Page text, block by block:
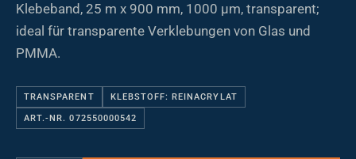
Klebeband, 25 m x 900 mm, 1000 µm, transparent;
ideal für transparente Verklebungen von Glas und
PMMA.
TRANSPARENT KLEBSTOFF: REINACRYLAT
ART.-NR. 072550000542